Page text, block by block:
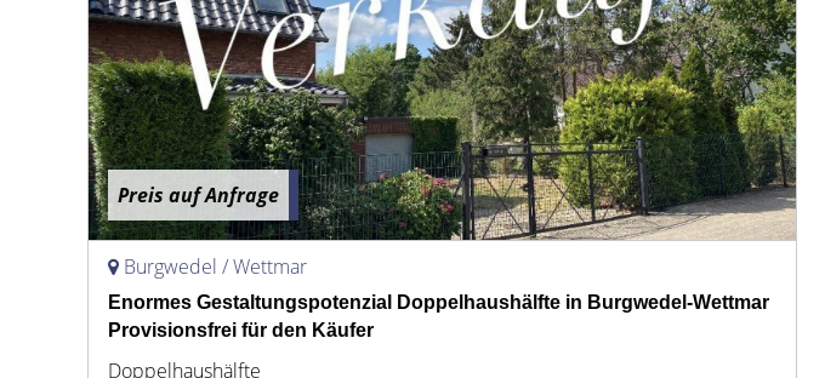
Preis auf Anfrage
Burgwedel / Wettmar
Enormes Gestaltungspotenzial Doppelhaushälfte in Burgwedel-Wettmar
Provisionsfrei für den Käufer
Doppelhaushälfte